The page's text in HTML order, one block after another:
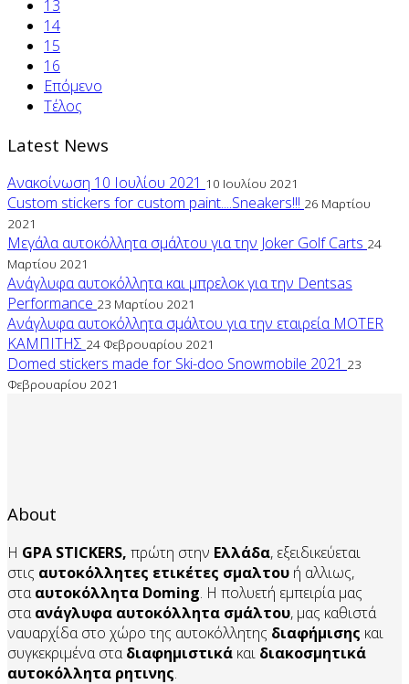
13
14
15
16
Επόμενο
Τέλος
Latest News
Ανακοίνωση 10 Ιουλίου 2021 10 Ιουλίου 2021
Custom stickers for custom paint....Sneakers!!! 26 Μαρτίου
2021
Μεγάλα αυτοκόλλητα σμάλτου για την Joker Golf Carts 24
Μαρτίου 2021
Ανάγλυφα αυτοκόλλητα και μπρελοκ για την Dentsas
Performance 23 Μαρτίου 2021
Ανάγλυφα αυτοκόλλητα σμάλτου για την εταιρεία MOTER
ΚΑΜΠΙΤΗΣ 24 Φεβρουαρίου 2021
Domed stickers made for Ski-doo Snowmobile 2021 23
Φεβρουαρίου 2021
About
Η GPA STICKERS, πρώτη στην Ελλάδα, εξειδικεύεται
στις αυτοκόλλητες ετικέτες σμαλτου ή αλλιως,
στααυτοκόλλητα Doming. Η πολυετή εμπειρία μας
σταανάγλυφα αυτοκόλλητα σμάλτου, μας καθιστά
ναυαρχίδα στο χώρο της αυτοκόλλητης διαφήμισης και
συγκεκριμένα σταδιαφημιστικά και διακοσμητικά
αυτοκόλλητα ρητινης.